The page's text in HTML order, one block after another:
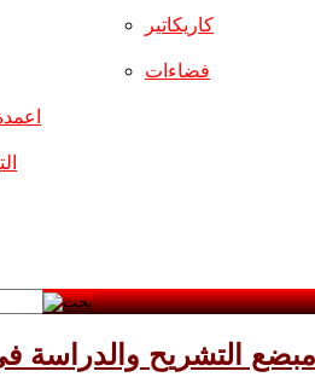
كاريكاتير
فضاءات
مبضع التشريح والدراسة